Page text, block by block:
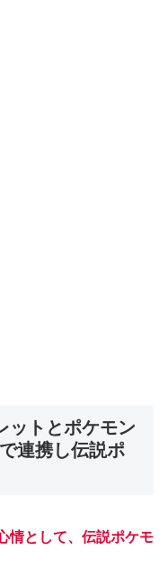
ットとポケモン
連携し伝説ポ
情として、伝説ポケモ